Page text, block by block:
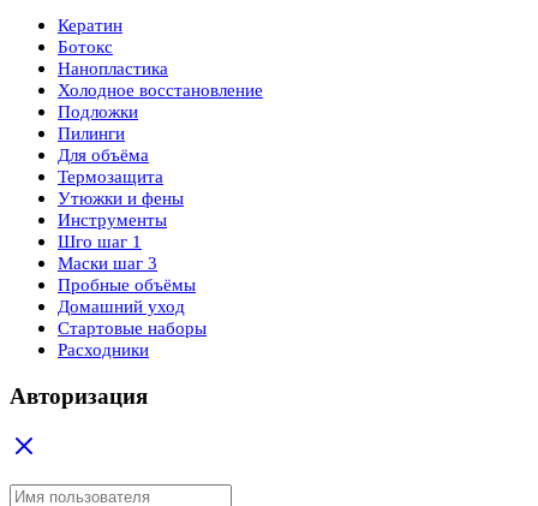
Кератин
Ботокс
Нанопластика
Холодное восстановление
Подложки
Пилинги
Для объёма
Термозащита
Утюжки и фены
Инструменты
Шго шаг 1
Маски шаг 3
Пробные объёмы
Домашний уход
Стартовые наборы
Расходники
Авторизация